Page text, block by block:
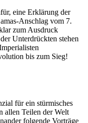
eine Erklärung der
Anschlag vom 7.
zum Ausdruck
Unterdrückten stehen
bis zum Sieg!
für ein stürmisches
allen Teilen der Welt
folgende Vorträge